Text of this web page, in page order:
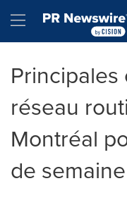
Hamburger
réseau
Montréal
de semaine